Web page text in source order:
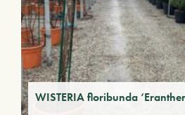
WISTERIA floribunda